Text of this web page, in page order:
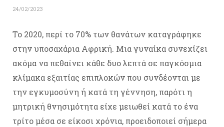
24/02/2023
Το 2020, περί το 70% των θανάτων καταγράφηκε
στην υποσαχάρια Αφρική. Μια γυναίκα συνεχίζει
ακόμα να πεθαίνει κάθε δυο λεπτά σε παγκόσμια
κλίμακα εξαιτίας επιπλοκών που συνδέονται με
την εγκυμοσύνη ή κατά τη γέννηση, παρότι η
μητρική θνησιμότητα είχε μειωθεί κατά το ένα
τρίτο μέσα σε είκοσι χρόνια, προειδοποιεί σήμερα